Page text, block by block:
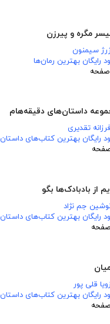
مگره و پیرزن
سیمنون
رایگان بهترین رمان‌ها
داستان‌های دقیقه‌هام
فرزانه تقدیری
رایگان بهترین کتاب‌های داستان
از بادبادک‌ها بگو
جم نژاد
رایگان بهترین کتاب‌های داستان
قلی پور
رایگان بهترین کتاب‌های داستان